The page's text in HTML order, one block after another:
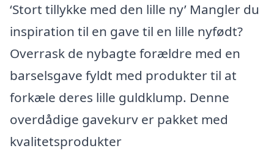
‘Stort tillykke med den lille ny’ Mangler du
inspiration til en gave til en lille nyfødt?
Overrask de nybagte forældre med en
barselsgave fyldt med produkter til at
forkæle deres lille guldklump. Denne
overdådige gavekurv er pakket med
kvalitetsprodukter